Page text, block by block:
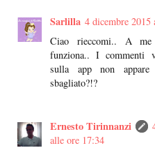
Sarlilla 4 dicembre 2015
Ciao rieccomi.. A me
funziona.. I commenti
sulla app non appare
sbagliato?!?
Ernesto Tirinnanzi
alle ore 17:34